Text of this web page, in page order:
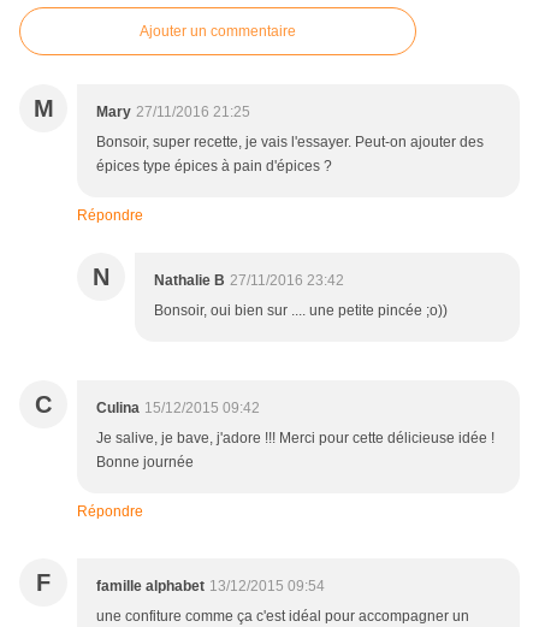
Ajouter un commentaire
M Mary 27/11/2016 21:25
Bonsoir, super recette, je vais l'essayer. Peut-on ajouter des
épices type épices à pain d'épices ?
Répondre
N Nathalie B 27/11/2016 23:42
Bonsoir, oui bien sur .... une petite pincée ;o))
C Culina 15/12/2015 09:42
Je salive, je bave, j'adore !!! Merci pour cette délicieuse idée !
Bonne journée
Répondre
F famille alphabet 13/12/2015 09:54
une confiture comme ça c'est idéal pour accompagner un